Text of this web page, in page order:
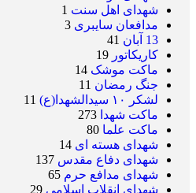
شهدای اهل سنت 1
مدافعان سایبری 3
13 آبان
41
کاریکاتور 19
ماکت موشک 14
جنگ رمضان 11
لشکر ۱۰ سیدالشهدا(ع)
11
ماکت شهدا 273
ماکت علما 80
شهدای هسته ای 14
شهدای دفاع مقدس 137
شهدای مدافع حرم 65
شهدای انقلاب اسلامی 29